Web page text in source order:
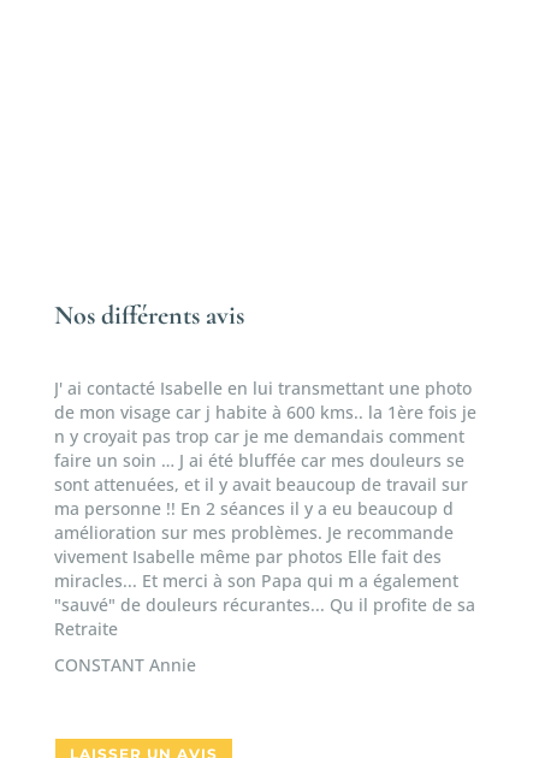
Nos différents avis
J' ai contacté Isabelle en lui transmettant une photo
de mon visage car j habite à 600 kms.. la 1ère fois je
n y croyait pas trop car je me demandais comment
faire un soin … J ai été bluffée car mes douleurs se
sont attenuées, et il y avait beaucoup de travail sur
ma personne !! En 2 séances il y a eu beaucoup d
amélioration sur mes problèmes. Je recommande
vivement Isabelle même par photos Elle fait des
miracles... Et merci à son Papa qui m a également
"sauvé" de douleurs récurantes... Qu il profite de sa
Retraite
CONSTANT Annie
LAISSER UN AVIS